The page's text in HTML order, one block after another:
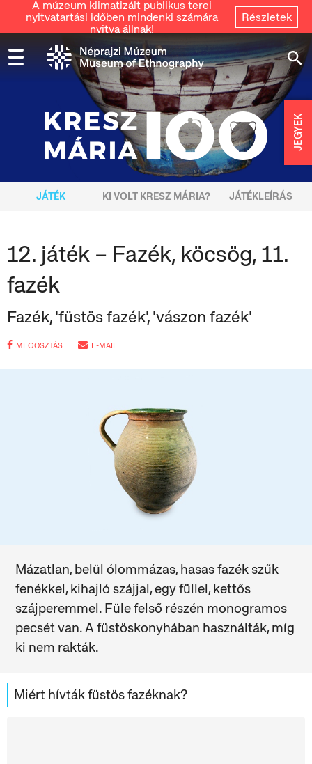
A múzeum klimatizált publikus terei
nyitvatartási időben mindenki számára
nyitva állnak!
Részletek
JÁTÉK KI VOLT KRESZ MÁRIA? JÁTÉKLEÍRÁS
12. játék – Fazék, köcsög, 11.
fazék
Fazék, 'füstös fazék', 'vászon fazék'
MEGOSZTÁS E-MAIL
Mázatlan, belül ólommázas, hasas fazék szűk
fenékkel, kihajló szájjal, egy füllel, kettős
szájperemmel. Füle felső részén monogramos
pecsét van. A füstöskonyhában használták, míg
ki nem rakták.
Miért hívták füstös fazéknak?
JEGYEK